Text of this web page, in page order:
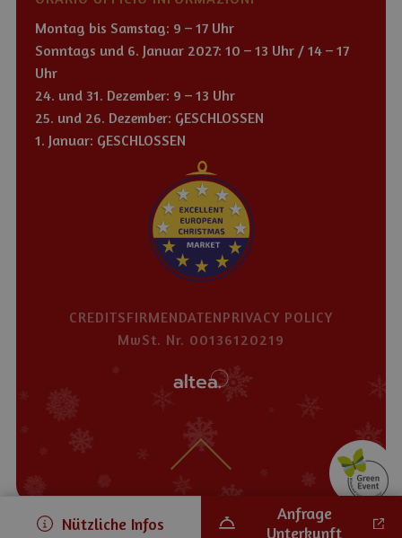
Montag bis Samstag: 9 – 17 Uhr
Sonntags und 6. Januar 2027: 10 – 13 Uhr / 14 – 17
Uhr
24. und 31. Dezember: 9 – 13 Uhr
25. und 26. Dezember: GESCHLOSSEN
1. Januar: GESCHLOSSEN
CREDITSFIRMENDATENPRIVACY POLICY
MwSt. Nr. 00136120219
Nützliche Infos
Anfrage
Unterkunft